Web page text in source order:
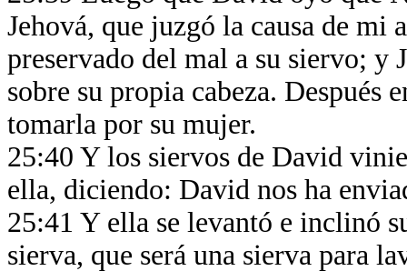
Jehová, que juzgó la causa de mi
preservado del mal a su siervo; y
sobre su propia cabeza.
tomarla por su mujer.
25:40 Y los siervos de David
ella, diciendo: David nos ha
25:41 Y ella se levantó e inclinó
sierva, que será una sierva para